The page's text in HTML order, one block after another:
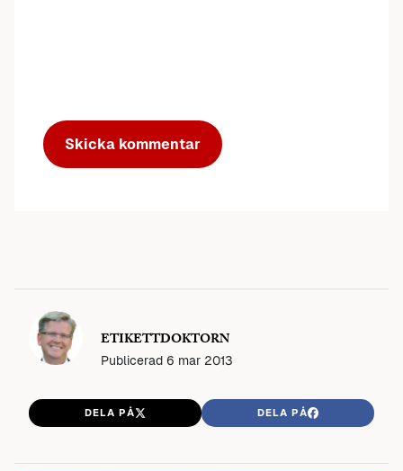
ETIKETTDOKTORN
Publicerad 6 mar 2013
DELA PÅ DELA PÅ